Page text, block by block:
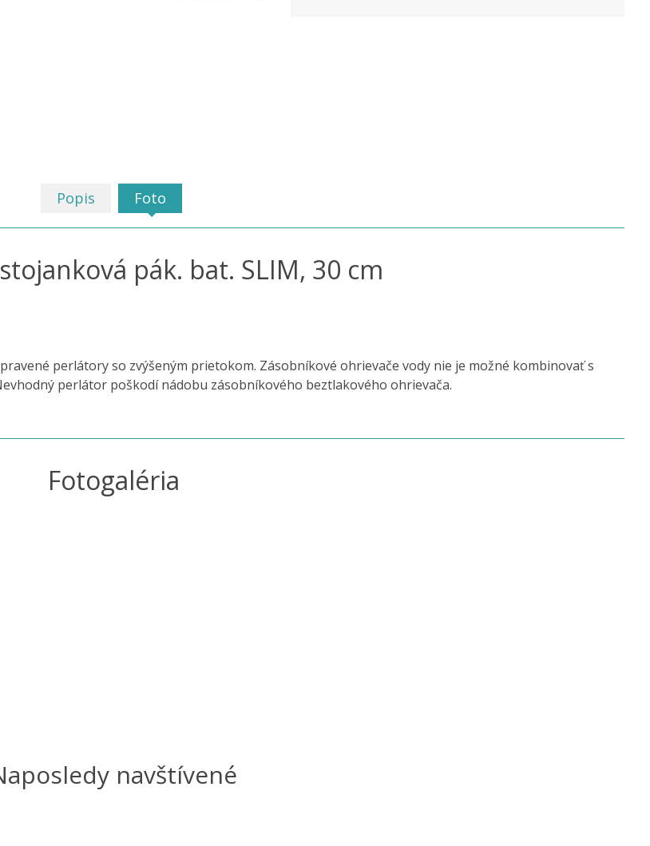
Popis Foto
pák. bat. SLIM, 30 cm
perlátory so zvýšeným prietokom. Zásobníkové ohrievače vody nie je možné kombinovať s
perlátor poškodí nádobu zásobníkového beztlakového ohrievača.
Fotogaléria
navštívené